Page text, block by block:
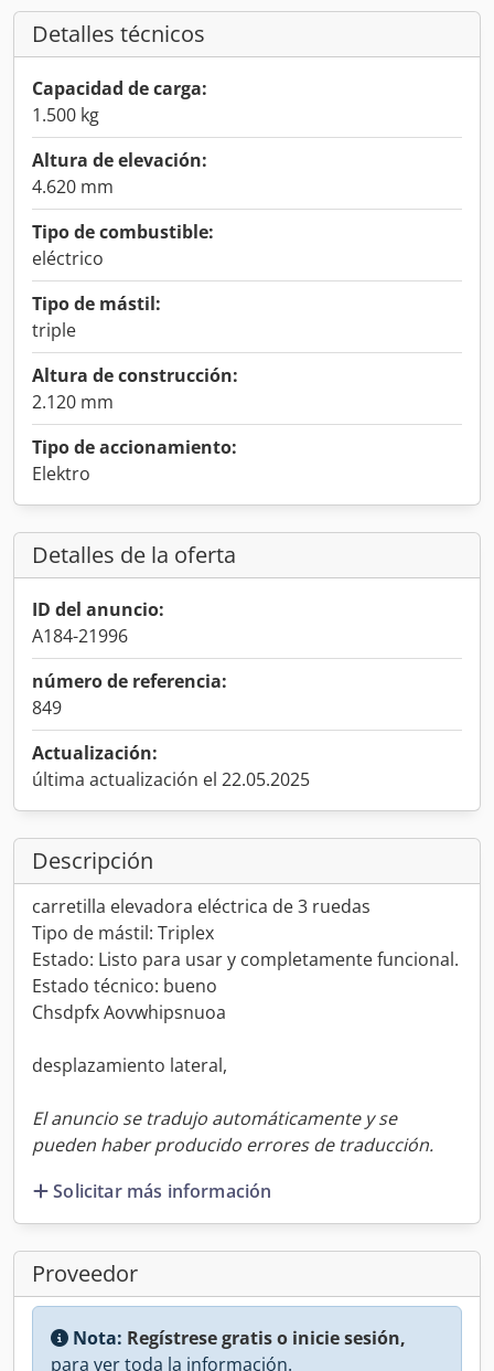
Detalles técnicos
Capacidad de carga:
1.500 kg
Altura de elevación:
4.620 mm
Tipo de combustible:
eléctrico
Tipo de mástil:
triple
Altura de construcción:
2.120 mm
Tipo de accionamiento:
Elektro
Detalles de la oferta
ID del anuncio:
A184-21996
número de referencia:
849
Actualización:
última actualización el 22.05.2025
Descripción
carretilla elevadora eléctrica de 3 ruedas
Tipo de mástil: Triplex
Estado: Listo para usar y completamente funcional.
Estado técnico: bueno
Chsdpfx Aovwhipsnuoa
desplazamiento lateral,
El anuncio se tradujo automáticamente y se
pueden haber producido errores de traducción.
Solicitar más información
Proveedor
Nota: Regístrese gratis o inicie sesión,
para ver toda la información.